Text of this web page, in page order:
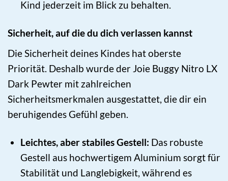
Kind jederzeit im Blick zu behalten.
Sicherheit, auf die du dich verlassen kannst
Die Sicherheit deines Kindes hat oberste
Priorität. Deshalb wurde der Joie Buggy Nitro LX
Dark Pewter mit zahlreichen
Sicherheitsmerkmalen ausgestattet, die dir ein
beruhigendes Gefühl geben.
Leichtes, aber stabiles Gestell: Das robuste
Gestell aus hochwertigem Aluminium sorgt für
Stabilität und Langlebigkeit, während es